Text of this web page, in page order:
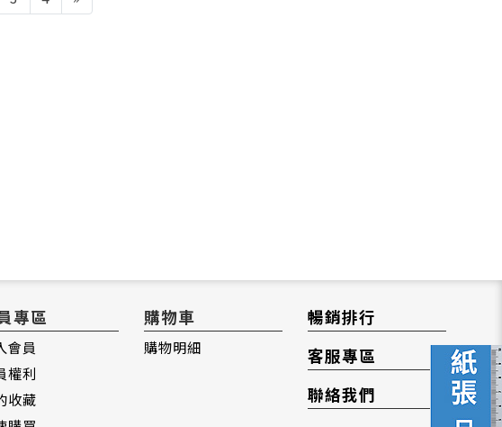
專區
會員
權利
收藏
購物車
購物明細
暢銷排行
客服專區
聯絡我們